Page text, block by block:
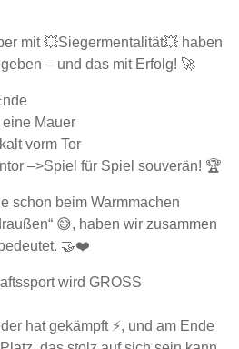
mit 💥Siegermentalität💥 haben
– und das mit Erfolg! 🚀
Mauer
vorm Tor
–>Spiel für Spiel souverän! 🏆
schon beim Warmmachen
😅, haben wir zusammen
🤝❤️
wird GROSS
hat gekämpft ⚡️, und am Ende